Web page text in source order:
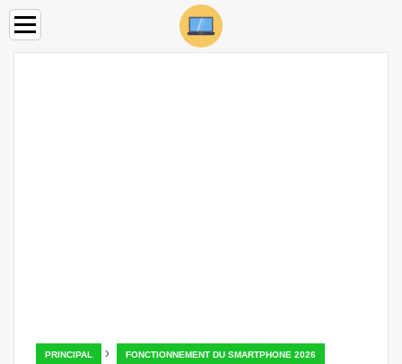
PRINCIPAL › FONCTIONNEMENT DU SMARTPHONE 2026